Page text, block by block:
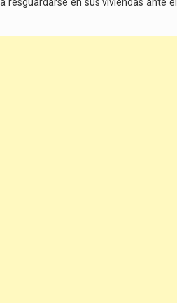
resguardarse en sus viviendas ante el